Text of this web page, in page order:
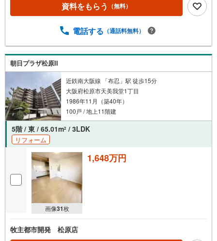
資料をもらう （無料）
電話する （通話料無料）
朝日プラザ松原II
近鉄南大阪線 「布忍」駅 徒歩15分
大阪府松原市天美我堂1丁目
1986年11月（築40年）
100戸 / 地上11階建
5階 / 東 / 65.01m2 / 3LDK
リフォーム
画像31枚
1,648万円
牧主都市開発 松原店